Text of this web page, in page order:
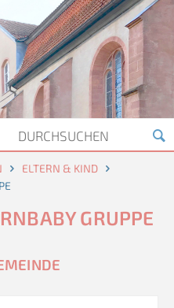
ELTERN & KIND
GRUPPE